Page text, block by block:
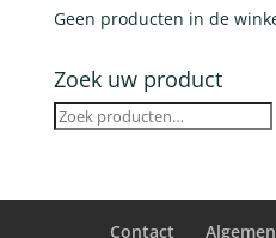
Geen producten in de
Zoek uw product
Zoeken
Contact